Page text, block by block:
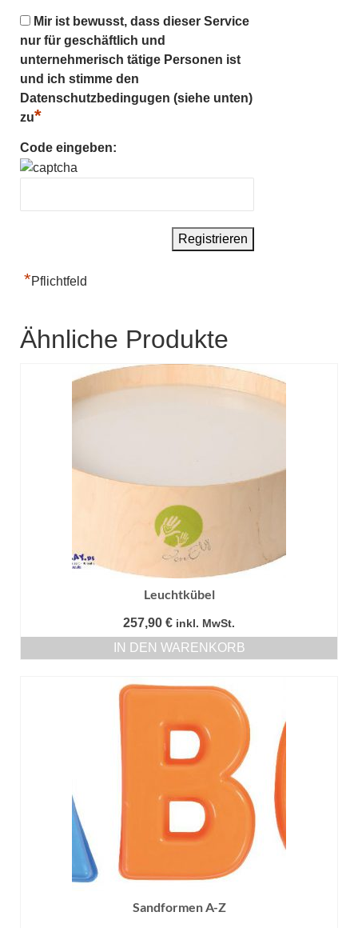
Mir ist bewusst, dass dieser Service
nur für geschäftlich und
unternehmerisch tätige Personen ist
und ich stimme den
Datenschutzbedingugen (siehe unten)
zu*
Code eingeben:
*Pflichtfeld
Ähnliche Produkte
Leuchtkübel
257,90 € inkl. MwSt.
IN DEN WARENKORB
Sandformen A-Z